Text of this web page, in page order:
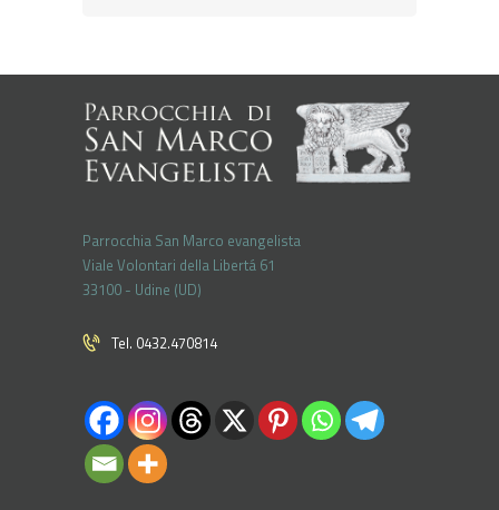
Parrocchia San Marco evangelista
Viale Volontari della Libertá 61
33100 - Udine (UD)
Tel. 0432.470814